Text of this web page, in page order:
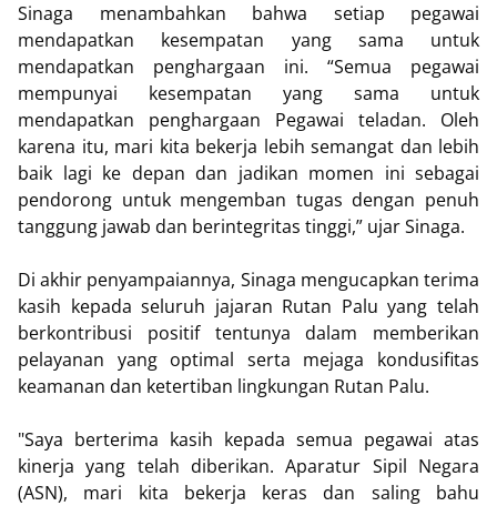
Sinaga menambahkan bahwa setiap pegawai
mendapatkan kesempatan yang sama untuk
mendapatkan penghargaan ini. “Semua pegawai
mempunyai kesempatan yang sama untuk
mendapatkan penghargaan Pegawai teladan. Oleh
karena itu, mari kita bekerja lebih semangat dan lebih
baik lagi ke depan dan jadikan momen ini sebagai
pendorong untuk mengemban tugas dengan penuh
tanggung jawab dan berintegritas tinggi,” ujar Sinaga.
Di akhir penyampaiannya, Sinaga mengucapkan terima
kasih kepada seluruh jajaran Rutan Palu yang telah
berkontribusi positif tentunya dalam memberikan
pelayanan yang optimal serta mejaga kondusifitas
keamanan dan ketertiban lingkungan Rutan Palu.
"Saya berterima kasih kepada semua pegawai atas
kinerja yang telah diberikan. Aparatur Sipil Negara
(ASN), mari kita bekerja keras dan saling bahu